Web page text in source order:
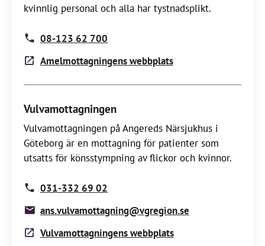
kvinnlig personal och alla har tystnadsplikt.
08-123 62 700
Amelmottagningens webbplats
Vulvamottagningen
Vulvamottagningen på Angereds Närsjukhus i
Göteborg är en mottagning för patienter som
utsatts för könsstympning av flickor och kvinnor.
031-332 69 02
ans.vulvamottagning@vgregion.se
Vulvamottagningens webbplats